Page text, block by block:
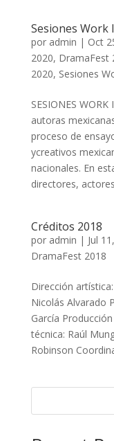
Sesiones Work
por admin | Oct
2020, DramaFest
2020, Sesiones
SESIONES
autoras
proceso de
ycreativos
nacionales. En
directores,
Créditos 2018
por admin | Jul
DramaFest 2018
Dirección
Nicolás Alvarado
García
técnica: Raúl
Robinson